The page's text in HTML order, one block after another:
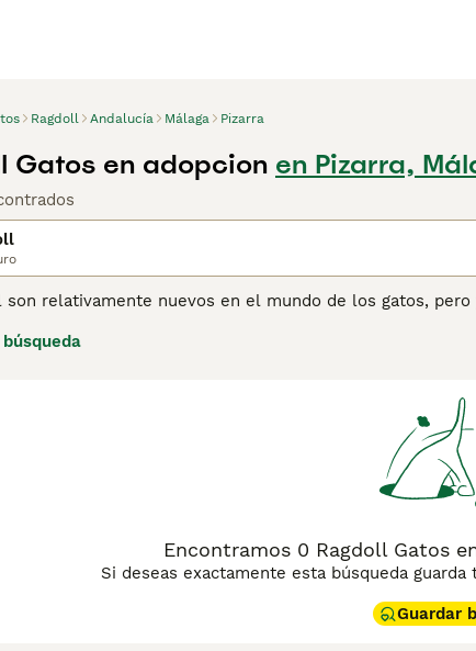
Ragdoll Andalucía Málaga Pizarra
Gatos en adopcion en Pizarra,
son relativamente nuevos en el mundo de los gatos,
un cabello semi-largo y hermosos ojos azules. Estos
para obtener
Encontramos 0 Ragdoll Gatos
Si deseas exactamente esta búsqueda
Guardar